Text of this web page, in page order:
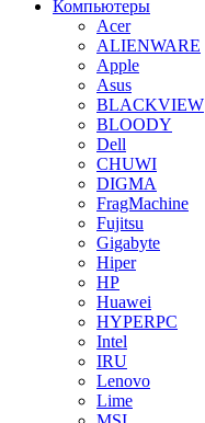
Компьютеры
Acer
ALIENWARE
Apple
Asus
BLACKVIEW
BLOODY
Dell
CHUWI
DIGMA
FragMachine
Fujitsu
Gigabyte
Hiper
HP
Huawei
HYPERPC
Intel
IRU
Lenovo
Lime